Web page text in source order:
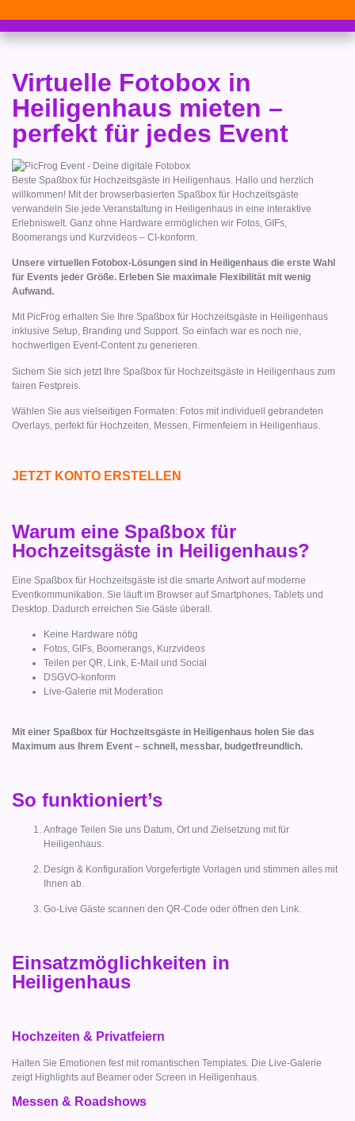
Virtuelle Fotobox in
Heiligenhaus mieten –
perfekt für jedes Event
Beste Spaßbox für Hochzeitsgäste in Heiligenhaus. Hallo und herzlich
willkommen! Mit der browserbasierten Spaßbox für Hochzeitsgäste
verwandeln Sie jede Veranstaltung in Heiligenhaus in eine interaktive
Erlebniswelt. Ganz ohne Hardware ermöglichen wir Fotos, GIFs,
Boomerangs und Kurzvideos – CI-konform.
Unsere virtuellen Fotobox-Lösungen sind in Heiligenhaus die erste Wahl
für Events jeder Größe. Erleben Sie maximale Flexibilität mit wenig
Aufwand.
Mit PicFrog erhalten Sie Ihre Spaßbox für Hochzeitsgäste in Heiligenhaus
inklusive Setup, Branding und Support. So einfach war es noch nie,
hochwertigen Event-Content zu generieren.
Sichern Sie sich jetzt Ihre Spaßbox für Hochzeitsgäste in Heiligenhaus zum
fairen Festpreis.
Wählen Sie aus vielseitigen Formaten: Fotos mit individuell gebrandeten
Overlays, perfekt für Hochzeiten, Messen, Firmenfeiern in Heiligenhaus.
JETZT KONTO ERSTELLEN
Warum eine Spaßbox für
Hochzeitsgäste in Heiligenhaus?
Eine Spaßbox für Hochzeitsgäste ist die smarte Antwort auf moderne
Eventkommunikation. Sie läuft im Browser auf Smartphones, Tablets und
Desktop. Dadurch erreichen Sie Gäste überall.
Keine Hardware nötig
Fotos, GIFs, Boomerangs, Kurzvideos
Teilen per QR, Link, E-Mail und Social
DSGVO-konform
Live-Galerie mit Moderation
Mit einer Spaßbox für Hochzeitsgäste in Heiligenhaus holen Sie das
Maximum aus Ihrem Event – schnell, messbar, budgetfreundlich.
So funktioniert’s
Anfrage Teilen Sie uns Datum, Ort und Zielsetzung mit für
Heiligenhaus.
Design & Konfiguration Vorgefertigte Vorlagen und stimmen alles mit
Ihnen ab.
Go-Live Gäste scannen den QR-Code oder öffnen den Link.
Einsatzmöglichkeiten in
Heiligenhaus
Hochzeiten & Privatfeiern
Halten Sie Emotionen fest mit romantischen Templates. Die Live-Galerie
zeigt Highlights auf Beamer oder Screen in Heiligenhaus.
Messen & Roadshows